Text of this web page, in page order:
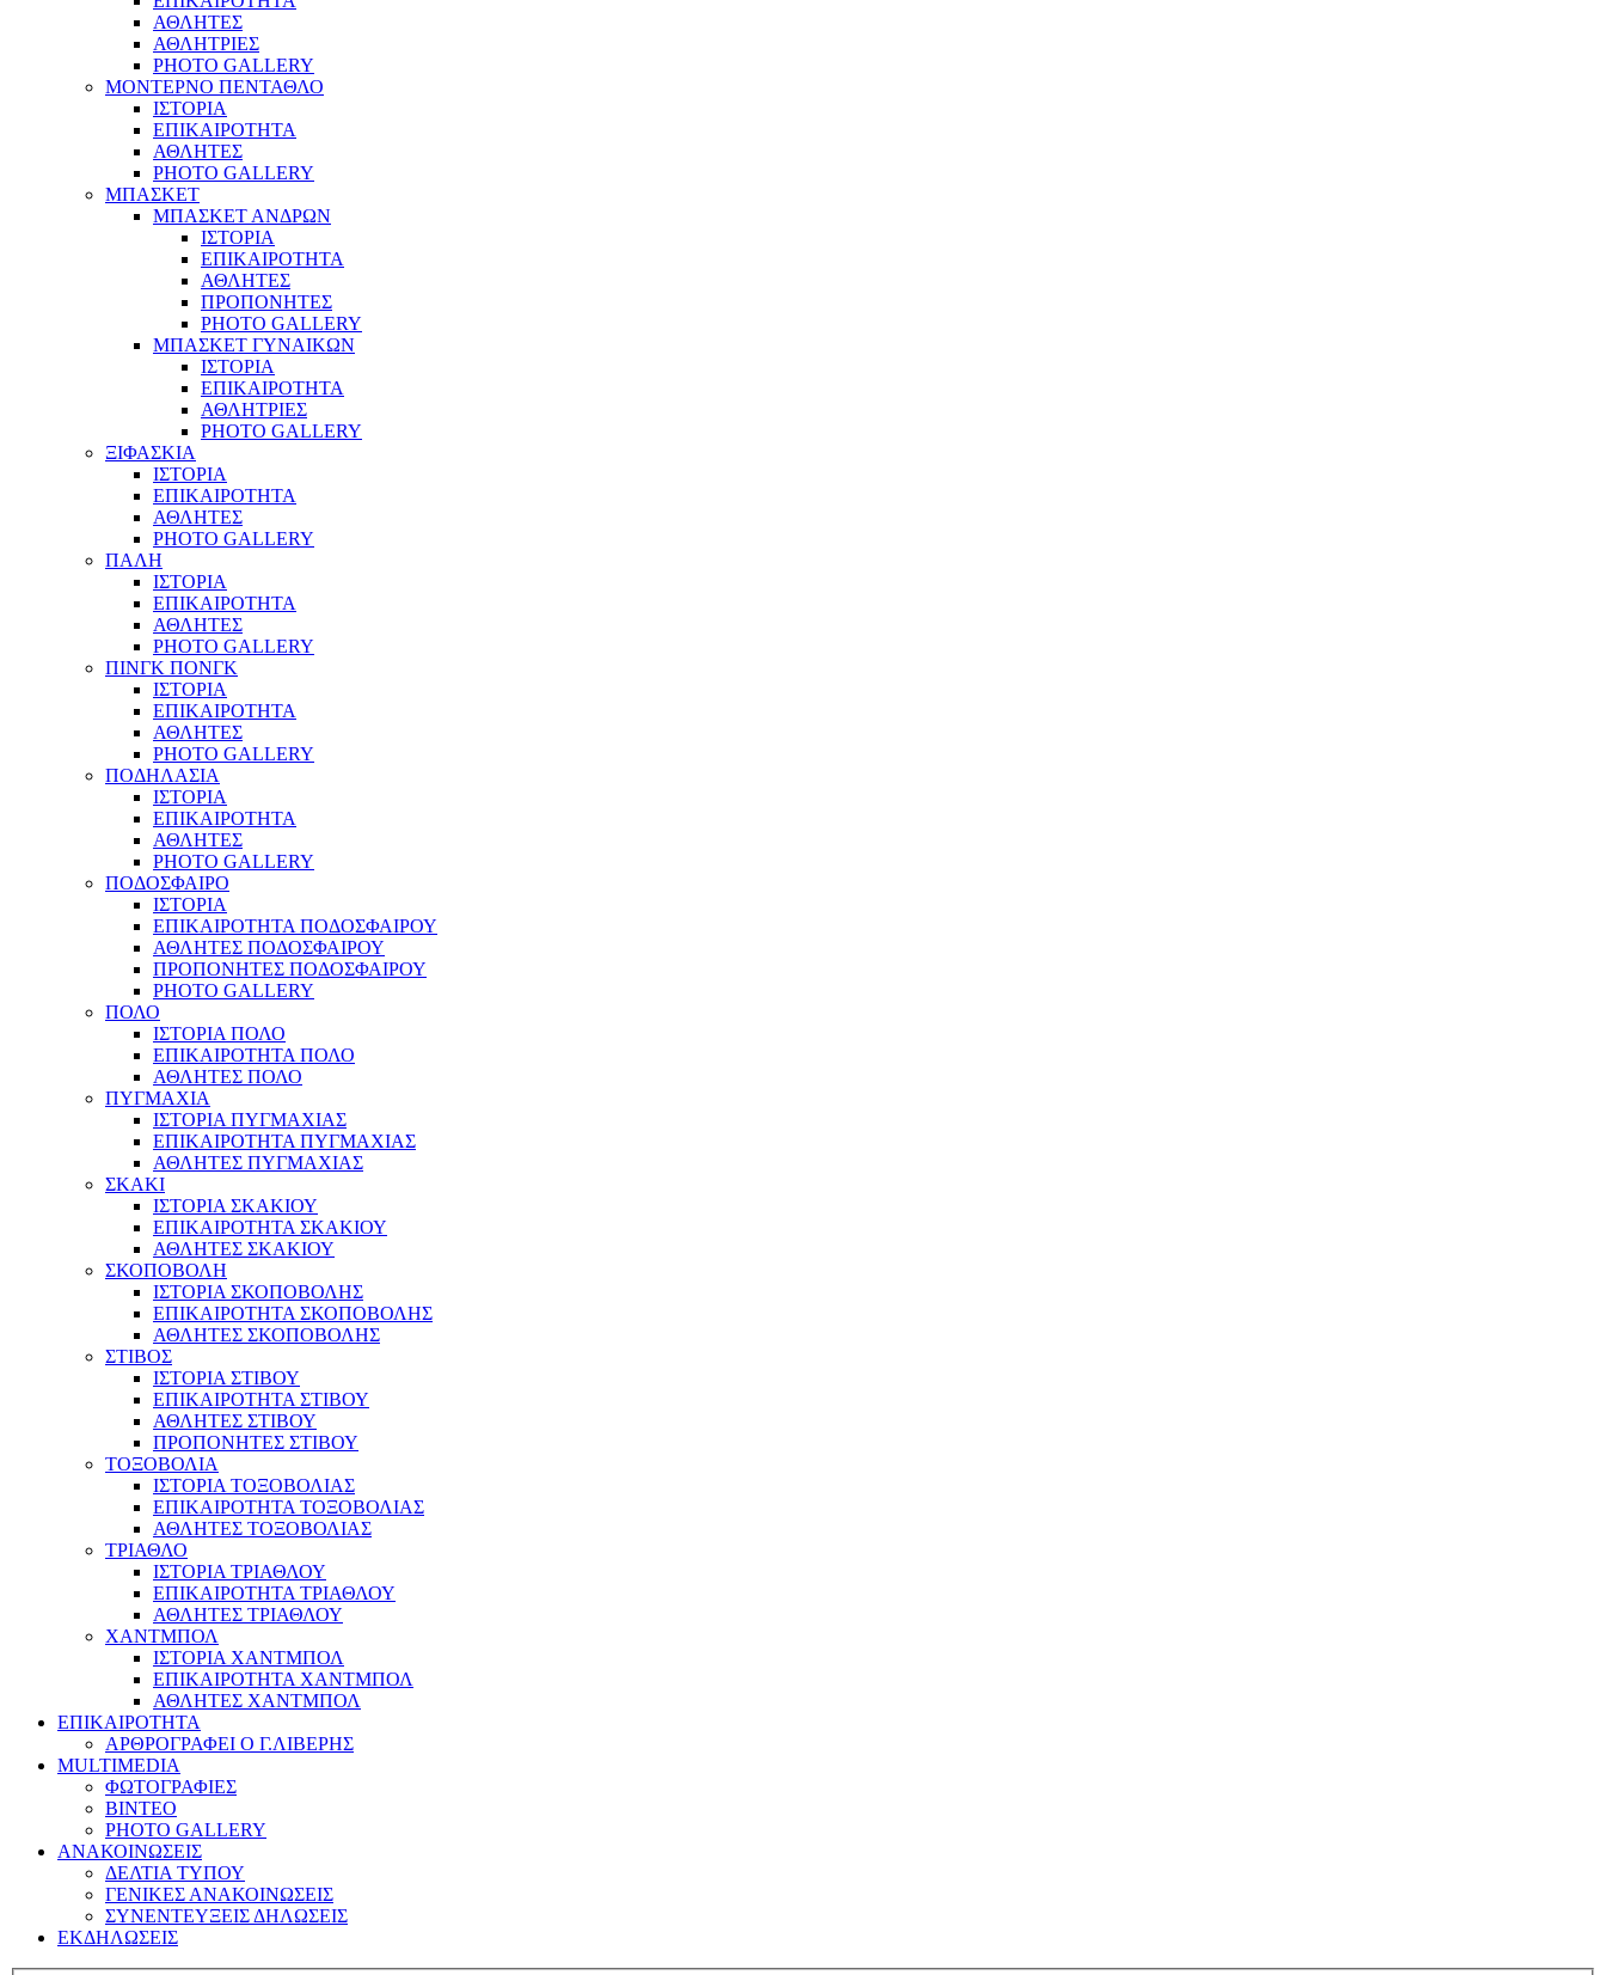
ΑΘΛΗΤΕΣ
ΑΘΛΗΤΡΙΕΣ
PHOTO GALLERY
ΜΟΝΤΕΡΝΟ ΠΕΝΤΑΘΛΟ
ΙΣΤΟΡΙΑ
ΕΠΙΚΑΙΡΟΤΗΤΑ
ΑΘΛΗΤΕΣ
PHOTO GALLERY
ΜΠΑΣΚΕΤ
ΜΠΑΣΚΕΤ ΑΝΔΡΩΝ
ΙΣΤΟΡΙΑ
ΕΠΙΚΑΙΡΟΤΗΤΑ
ΑΘΛΗΤΕΣ
ΠΡΟΠΟΝΗΤΕΣ
PHOTO GALLERY
ΜΠΑΣΚΕΤ ΓΥΝΑΙΚΩΝ
ΙΣΤΟΡΙΑ
ΕΠΙΚΑΙΡΟΤΗΤΑ
ΑΘΛΗΤΡΙΕΣ
PHOTO GALLERY
ΞΙΦΑΣΚΙΑ
ΙΣΤΟΡΙΑ
ΕΠΙΚΑΙΡΟΤΗΤΑ
ΑΘΛΗΤΕΣ
PHOTO GALLERY
ΠΑΛΗ
ΙΣΤΟΡΙΑ
ΕΠΙΚΑΙΡΟΤΗΤΑ
ΑΘΛΗΤΕΣ
PHOTO GALLERY
ΠΙΝΓΚ ΠΟΝΓΚ
ΙΣΤΟΡΙΑ
ΕΠΙΚΑΙΡΟΤΗΤΑ
ΑΘΛΗΤΕΣ
PHOTO GALLERY
ΠΟΔΗΛΑΣΙΑ
ΙΣΤΟΡΙΑ
ΕΠΙΚΑΙΡΟΤΗΤΑ
ΑΘΛΗΤΕΣ
PHOTO GALLERY
ΠΟΔΟΣΦΑΙΡΟ
ΙΣΤΟΡΙΑ
ΕΠΙΚΑΙΡΟΤΗΤΑ ΠΟΔΟΣΦΑΙΡΟΥ
ΑΘΛΗΤΕΣ ΠΟΔΟΣΦΑΙΡΟΥ
ΠΡΟΠΟΝΗΤΕΣ ΠΟΔΟΣΦΑΙΡΟΥ
PHOTO GALLERY
ΠΟΛΟ
ΙΣΤΟΡΙΑ ΠΟΛΟ
ΕΠΙΚΑΙΡΟΤΗΤΑ ΠΟΛΟ
ΑΘΛΗΤΕΣ ΠΟΛΟ
ΠΥΓΜΑΧΙΑ
ΙΣΤΟΡΙΑ ΠΥΓΜΑΧΙΑΣ
ΕΠΙΚΑΙΡΟΤΗΤΑ ΠΥΓΜΑΧΙΑΣ
ΑΘΛΗΤΕΣ ΠΥΓΜΑΧΙΑΣ
ΣΚΑΚΙ
ΙΣΤΟΡΙΑ ΣΚΑΚΙΟΥ
ΕΠΙΚΑΙΡΟΤΗΤΑ ΣΚΑΚΙΟΥ
ΑΘΛΗΤΕΣ ΣΚΑΚΙΟΥ
ΣΚΟΠΟΒΟΛΗ
ΙΣΤΟΡΙΑ ΣΚΟΠΟΒΟΛΗΣ
ΕΠΙΚΑΙΡΟΤΗΤΑ ΣΚΟΠΟΒΟΛΗΣ
ΑΘΛΗΤΕΣ ΣΚΟΠΟΒΟΛΗΣ
ΣΤΙΒΟΣ
ΙΣΤΟΡΙΑ ΣΤΙΒΟΥ
ΕΠΙΚΑΙΡΟΤΗΤΑ ΣΤΙΒΟΥ
ΑΘΛΗΤΕΣ ΣΤΙΒΟΥ
ΠΡΟΠΟΝΗΤΕΣ ΣΤΙΒΟΥ
ΤΟΞΟΒΟΛΙΑ
ΙΣΤΟΡΙΑ ΤΟΞΟΒΟΛΙΑΣ
ΕΠΙΚΑΙΡΟΤΗΤΑ ΤΟΞΟΒΟΛΙΑΣ
ΑΘΛΗΤΕΣ ΤΟΞΟΒΟΛΙΑΣ
ΤΡΙΑΘΛΟ
ΙΣΤΟΡΙΑ ΤΡΙΑΘΛΟΥ
ΕΠΙΚΑΙΡΟΤΗΤΑ ΤΡΙΑΘΛΟΥ
ΑΘΛΗΤΕΣ ΤΡΙΑΘΛΟΥ
ΧΑΝΤΜΠΟΛ
ΙΣΤΟΡΙΑ ΧΑΝΤΜΠΟΛ
ΕΠΙΚΑΙΡΟΤΗΤΑ ΧΑΝΤΜΠΟΛ
ΑΘΛΗΤΕΣ ΧΑΝΤΜΠΟΛ
ΕΠΙΚΑΙΡΟΤΗΤΑ
ΑΡΘΡΟΓΡΑΦΕΙ Ο Γ.ΛΙΒΕΡΗΣ
MULTIMEDIA
ΦΩΤΟΓΡΑΦΙΕΣ
ΒΙΝΤΕΟ
PHOTO GALLERY
ΑΝΑΚΟΙΝΩΣΕΙΣ
ΔΕΛΤΙΑ ΤΥΠΟΥ
ΓΕΝΙΚΕΣ ΑΝΑΚΟΙΝΩΣΕΙΣ
ΣΥΝΕΝΤΕΥΞΕΙΣ ΔΗΛΩΣΕΙΣ
ΕΚΔΗΛΩΣΕΙΣ